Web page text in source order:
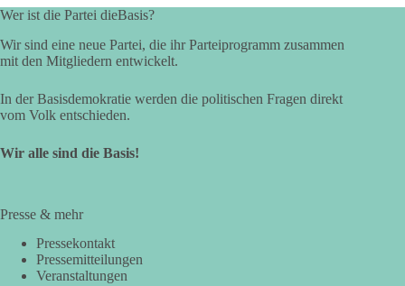
Wer ist die Partei dieBasis?
Wir sind eine neue Partei, die ihr Parteiprogramm zusammen
mit den Mitgliedern entwickelt.
In der Basisdemokratie werden die politischen Fragen direkt
vom Volk entschieden.
Wir alle sind die Basis!
Presse & mehr
Pressekontakt
Pressemitteilungen
Veranstaltungen